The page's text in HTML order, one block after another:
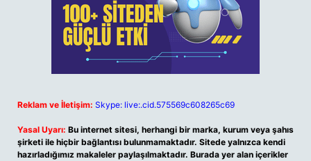
Reklam ve İletişim: Skype: live:.cid.575569c608265c69
Yasal Uyarı: Bu internet sitesi, herhangi bir marka, kurum veya şahıs
şirketi ile hiçbir bağlantısı bulunmamaktadır. Sitede yalnızca kendi
hazırladığımız makaleler paylaşılmaktadır. Burada yer alan içerikler